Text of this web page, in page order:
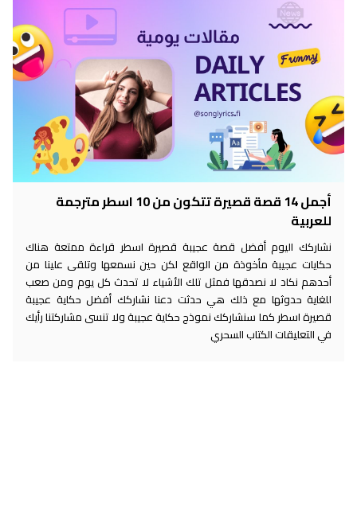
أجمل 14 قصة قصيرة تتكون من 10 اسطر مترجمة
للعربية
نشاركك اليوم أفضل قصة عجيبة قصيرة اسطر قراءة ممتعة هناك
حكايات عجيبة مأخوذة من الواقع لكن حين نسمعها وتلقى علينا من
أحدهم نكاد لا نصدقها فمثل تلك الأشياء لا تحدث كل يوم ومن صعب
للغاية حدوثها مع ذلك هي حدثت دعنا نشاركك أفضل حكاية عجيبة
قصيرة اسطر كما سنشاركك نموذج حكاية عجيبة ولا تنسى مشاركتنا رأيك
في التعليقات الكتاب السحري